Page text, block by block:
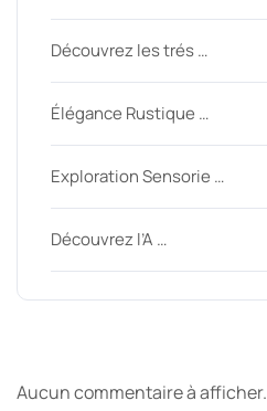
Découvrez les trés …
Élégance Rustique …
Exploration Sensorie …
Découvrez l’A …
Aucun commentaire à afficher.